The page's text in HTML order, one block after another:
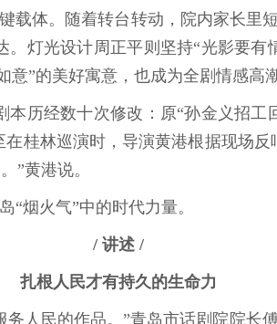
体。随着转台转动，院内家长里
灯光设计周正平则坚持“光影要
”的美好寓意，也成为全剧情感高潮
历经数十次修改：原“孙金义招工
桂林巡演时，导演黄港根据现场
”黄港说。
烟火气”中的时代力量。
/ 讲述 /
扎根人民才有持久的生命力
人民的作品。”青岛市话剧院院长